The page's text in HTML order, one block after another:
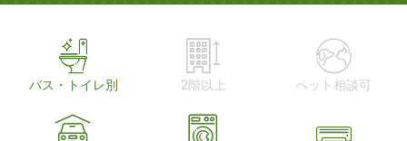
バス・トイレ別 2階以上 ペット相談可